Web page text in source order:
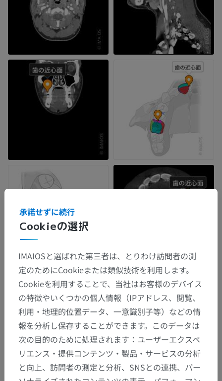
Cookieの選択
承諾せずに続行
IMAIOSと選ばれた第三者は、とりわけ訪問者の測
定のためにCookieまたは類似技術を利用します。
Cookieを利用することで、当社はお客様のデバイス
の特徴やいくつかの個人情報（IPアドレス、閲覧、
利用・地理的位置データ、一意識別子等）などの情
報を分析し保存することができます。このデータは
次の目的のために処理されます：ユーザーエクスペ
リエンス・提供コンテンツ・製品・サービスの分析
と向上、訪問者の測定と分析、SNSとの連携、パー